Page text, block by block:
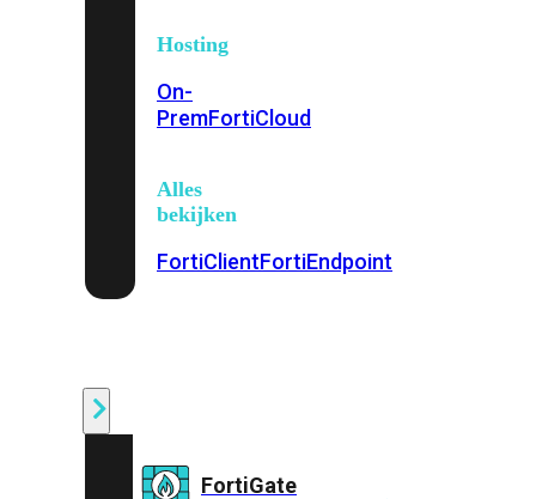
Hosting
On-
PremFortiCloud
Alles
bekijken
FortiClientFortiEndpoint
FortiGate